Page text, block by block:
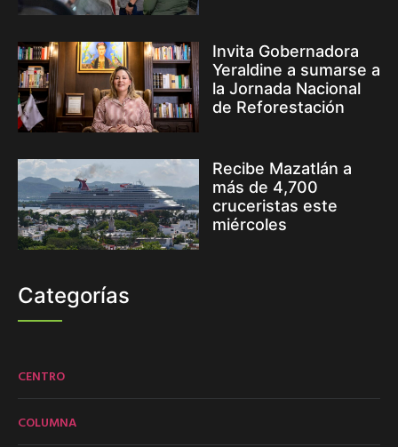
Invita Gobernadora
Yeraldine a sumarse a
la Jornada Nacional
de Reforestación
Recibe Mazatlán a
más de 4,700
cruceristas este
miércoles
Categorías
CENTRO
COLUMNA